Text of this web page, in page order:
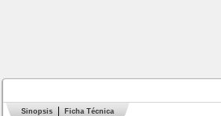
Sinopsis Ficha Técnica